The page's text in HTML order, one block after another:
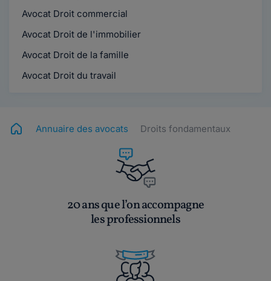
Avocat Droit commercial
Avocat Droit de l'immobilier
Avocat Droit de la famille
Avocat Droit du travail
Annuaire des avocats Droits fondamentaux
20 ans que l’on accompagne
les professionnels